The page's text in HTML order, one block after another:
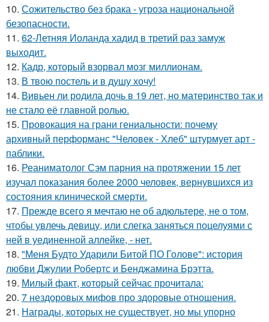
10. Сожительство без брака - угроза национальной
безопасности.
11. 62-Летняя Иоланда хадид в третий раз замуж
выходит.
12. Кадр, который взорвал мозг миллионам.
13. В твою постель и в душу хочу!
14. Вивьен ли родила дочь в 19 лет, но материнство так и
не стало её главной ролью.
15. Провокация на грани гениальности: почему
архивный перформанс "Человек - Хлеб" штурмует арт -
паблики.
16. Реаниматолог Сэм парния на протяжении 15 лет
изучал показания более 2000 человек, вернувшихся из
состояния клинической смерти.
17. Прежде всего я мечтаю не об адюльтере, не о том,
чтобы увлечь девицу, или слегка заняться поцелуями с
ней в уединенной аллейке, - нет.
18. "Меня Будто Ударили Битой ПО Голове": история
любви Джулии Робертс и Бенджамина Брэтта.
19. Милый факт, который сейчас прочитала:
20. 7 нездоровых мифов про здоровые отношения.
21. Награды, которых не существует, но мы упорно